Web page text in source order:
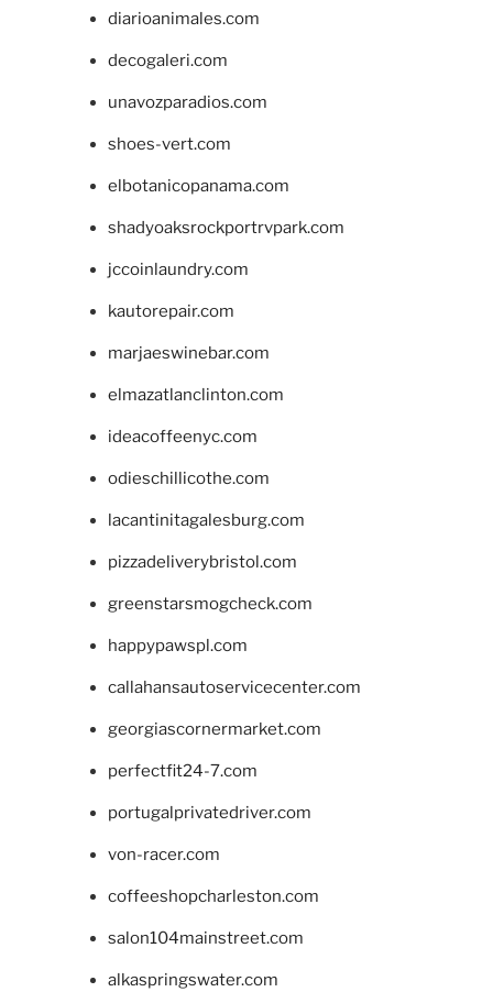
diarioanimales.com
decogaleri.com
unavozparadios.com
shoes-vert.com
elbotanicopanama.com
shadyoaksrockportrvpark.com
jccoinlaundry.com
kautorepair.com
marjaeswinebar.com
elmazatlanclinton.com
ideacoffeenyc.com
odieschillicothe.com
lacantinitagalesburg.com
pizzadeliverybristol.com
greenstarsmogcheck.com
happypawspl.com
callahansautoservicecenter.com
georgiascornermarket.com
perfectfit24-7.com
portugalprivatedriver.com
von-racer.com
coffeeshopcharleston.com
salon104mainstreet.com
alkaspringswater.com